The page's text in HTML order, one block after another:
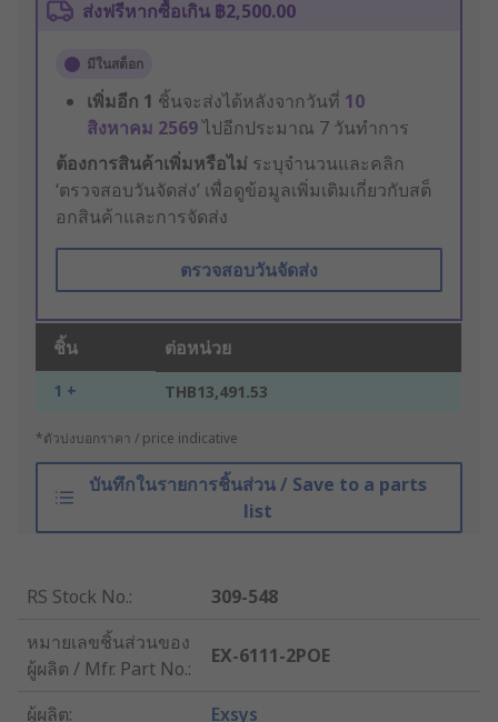
ส่งฟรีหากซื้อเกิน ฿2,500.00
มีในสต็อก
เพิ่มอีก 1 ชิ้นจะส่งได้หลังจากวันที่ 10
สิงหาคม 2569ไปอีกประมาณ 7 วันทำการ
ต้องการสินค้าเพิ่มหรือไม่ ระบุจำนวนและคลิก
‘ตรวจสอบวันจัดส่ง’ เพื่อดูข้อมูลเพิ่มเติมเกี่ยวกับสต็
อกสินค้าและการจัดส่ง
ตรวจสอบวันจัดส่ง
ชิ้น ต่อหน่วย
1 + THB13,491.53
*ตัวบ่งบอกราคา / price indicative
บันทึกในรายการชิ้นส่วน / Save to a parts
list
RS Stock No.:
309-548
หมายเลขชิ้นส่วนของ
ผู้ผลิต / Mfr. Part No.:
EX-6111-2POE
ผู้ผลิต: Exsys